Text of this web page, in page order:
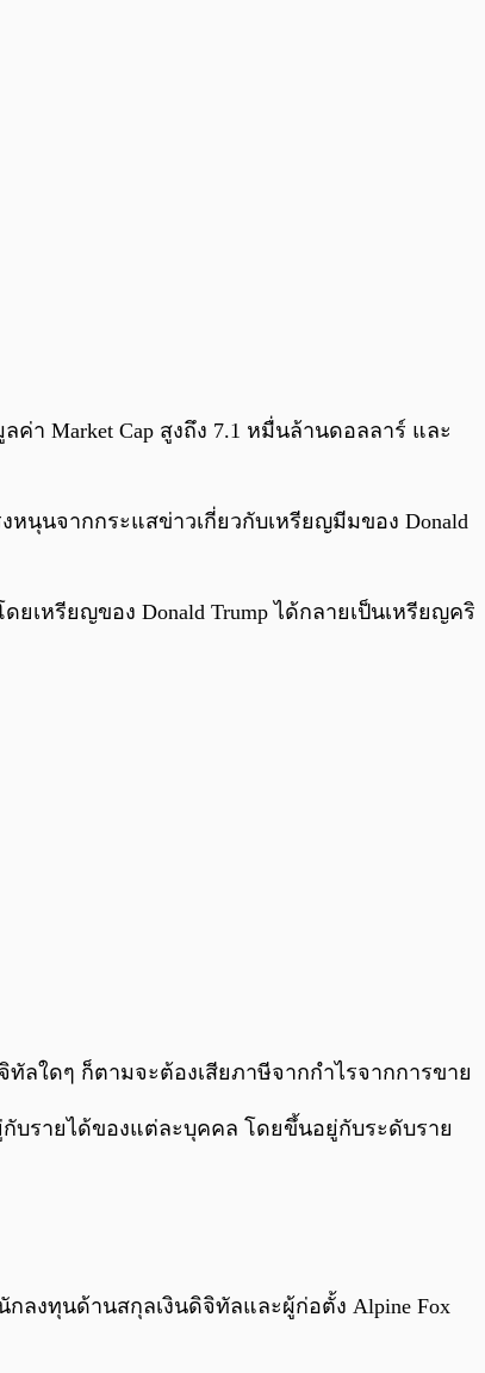
า Market Cap สูงถึง 7.1 หมื่นล้านดอลลาร์ และ
นุนจากกระแสข่าวเกี่ยวกับเหรียญมีมของ Donald
เหรียญของ Donald Trump ได้กลายเป็นเหรียญคริ
ลใดๆ ก็ตามจะต้องเสียภาษีจากกำไรจากการขาย
บรายได้ของแต่ละบุคคล โดยขึ้นอยู่กับระดับราย
ลงทุนด้านสกุลเงินดิจิทัลและผู้ก่อตั้ง Alpine Fox